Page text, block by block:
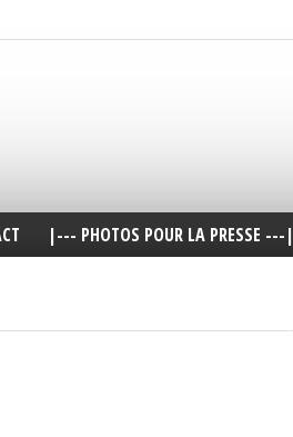
|--- PHOTOS POUR LA PRESSE ---|